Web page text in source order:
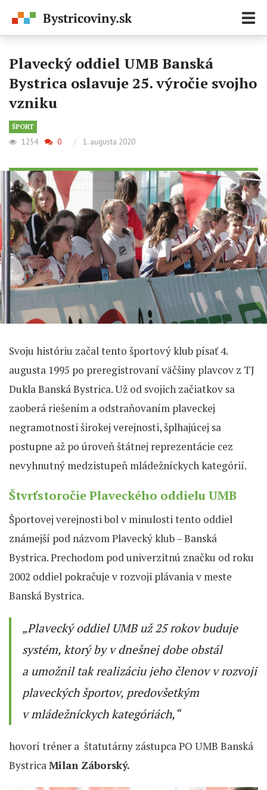
Plavecký oddiel UMB Banská
Bystrica oslavuje 25. výročie svojho
vzniku
ŠPORT
1254 0 / 1. augusta 2020
Svoju históriu začal tento športový klub písať 4.
augusta 1995 po preregistrovaní väčšiny plavcov z TJ
Dukla Banská Bystrica. Už od svojich začiatkov sa
zaoberá riešením a odstraňovaním plaveckej
negramotnosti širokej verejnosti, šplhajúcej sa
postupne až po úroveň štátnej reprezentácie cez
nevyhnutný medzistupeň mládežníckych kategórií.
Štvrťstoročie Plaveckého oddielu UMB
Športovej verejnosti bol v minulosti tento oddiel
známejší pod názvom Plavecký klub – Banská
Bystrica. Prechodom pod univerzitnú značku od roku
2002 oddiel pokračuje v rozvoji plávania v meste
Banská Bystrica.
„Plavecký oddiel UMB už 25 rokov buduje
systém, ktorý by v dnešnej dobe obstál
a umožnil tak realizáciu jeho členov v rozvoji
plaveckých športov, predovšetkým
v mládežníckych kategóriách,“
hovorí tréner a štatutárny zástupca PO UMB Banská
BystricaMilan Záborský.